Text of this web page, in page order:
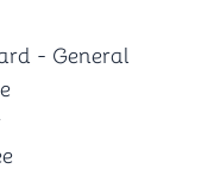
- General